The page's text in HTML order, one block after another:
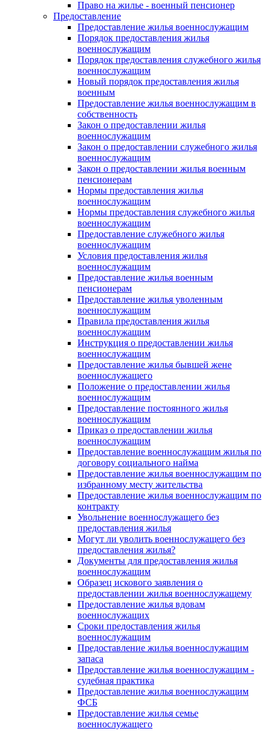
Право на жилье - военный пенсионер
Предоставление
Предоставление жилья военнослужащим
Порядок предоставления жилья
военнослужащим
Порядок предоставления служебного жилья
военнослужащим
Новый порядок предоставления жилья
военным
Предоставление жилья военнослужащим в
собственность
Закон о предоставлении жилья
военнослужащим
Закон о предоставлении служебного жилья
военнослужащим
Закон о предоставлении жилья военным
пенсионерам
Нормы предоставления жилья
военнослужащим
Нормы предоставления служебного жилья
военнослужащим
Предоставление служебного жилья
военнослужащим
Условия предоставления жилья
военнослужащим
Предоставление жилья военным
пенсионерам
Предоставление жилья уволенным
военнослужащим
Правила предоставления жилья
военнослужащим
Инструкция о предоставлении жилья
военнослужащим
Предоставление жилья бывшей жене
военнослужащего
Положение о предоставлении жилья
военнослужащим
Предоставление постоянного жилья
военнослужащим
Приказ о предоставлении жилья
военнослужащим
Предоставление военнослужащим жилья по
договору социального найма
Предоставление жилья военнослужащим по
избранному месту жительства
Предоставление жилья военнослужащим по
контракту
Увольнение военнослужащего без
предоставления жилья
Могут ли уволить военнослужащего без
предоставления жилья?
Документы для предоставления жилья
военнослужащим
Образец искового заявления о
предоставлении жилья военнослужащему
Предоставление жилья вдовам
военнослужащих
Сроки предоставления жилья
военнослужащим
Предоставление жилья военнослужащим
запаса
Предоставление жилья военнослужащим -
судебная практика
Предоставление жилья военнослужащим
ФСБ
Предоставление жилья семье
военнослужащего